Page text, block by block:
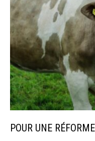
POUR UNE